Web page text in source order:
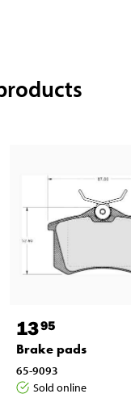
1395
Brake pads
65-9093
Sold online